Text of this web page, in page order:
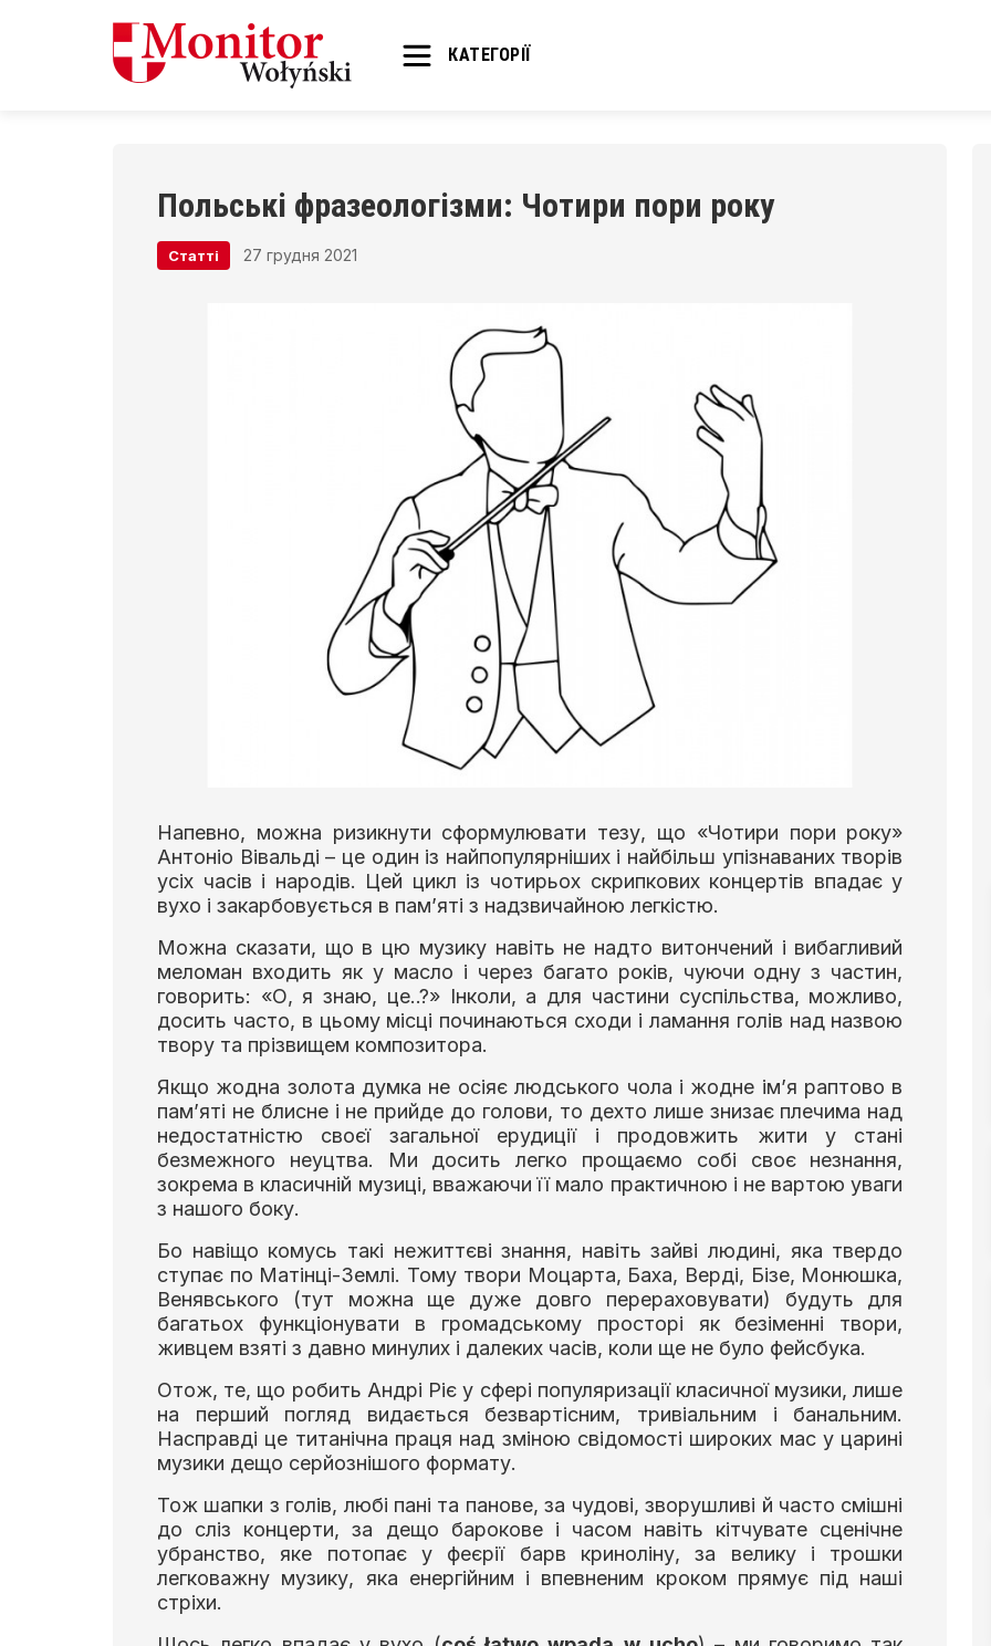
КАТЕГОРІЇ
Польські фразеологізми: Чотири пори року
Статті 27 грудня 2021
Напевно, можна ризикнути сформулювати тезу, що «Чотири пори року»
Антоніо Вівальді – це один із найпопулярніших і найбільш упізнаваних творів
усіх часів і народів. Цей цикл із чотирьох скрипкових концертів впадає у
вухо і закарбовується в пам’яті з надзвичайною легкістю.
Можна сказати, що в цю музику навіть не надто витончений і вибагливий
меломан входить як у масло і через багато років, чуючи одну з частин,
говорить: «О, я знаю, це..?» Інколи, а для частини суспільства, можливо,
досить часто, в цьому місці починаються сходи і ламання голів над назвою
твору та прізвищем композитора.
Якщо жодна золота думка не осіяє людського чола і жодне ім’я раптово в
пам’яті не блисне і не прийде до голови, то дехто лише знизає плечима над
недостатністю своєї загальної ерудиції і продовжить жити у стані
безмежного неуцтва. Ми досить легко прощаємо собі своє незнання,
зокрема в класичній музиці, вважаючи її мало практичною і не вартою уваги
з нашого боку.
Бо навіщо комусь такі нежиттєві знання, навіть зайві людині, яка твердо
ступає по Матінці-Землі. Тому твори Моцарта, Баха, Верді, Бізе, Монюшка,
Венявського (тут можна ще дуже довго перераховувати) будуть для
багатьох функціонувати в громадському просторі як безіменні твори,
живцем взяті з давно минулих і далеких часів, коли ще не було фейсбука.
Отож, те, що робить Андрі Ріє у сфері популяризації класичної музики, лише
на перший погляд видається безвартісним, тривіальним і банальним.
Насправді це титанічна праця над зміною свідомості широких мас у царині
музики дещо серйознішого формату.
Тож шапки з голів, любі пані та панове, за чудові, зворушливі й часто смішні
до сліз концерти, за дещо барокове і часом навіть кітчувате сценічне
убранство, яке потопає у феєрії барв криноліну, за велику і трошки
легковажну музику, яка енергійним і впевненим кроком прямує під наші
стріхи.